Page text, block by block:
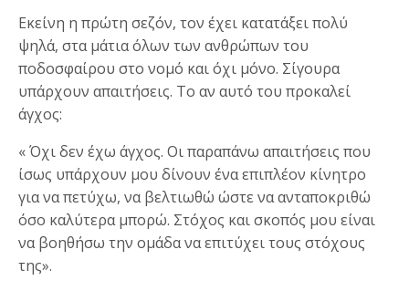
Εκείνη η πρώτη σεζόν, τον έχει κατατάξει πολύ
ψηλά, στα μάτια όλων των ανθρώπων του
ποδοσφαίρου στο νομό και όχι μόνο. Σίγουρα
υπάρχουν απαιτήσεις. Το αν αυτό του προκαλεί
άγχος:
« Όχι δεν έχω άγχος. Οι παραπάνω απαιτήσεις που
ίσως υπάρχουν μου δίνουν ένα επιπλέον κίνητρο
για να πετύχω, να βελτιωθώ ώστε να ανταποκριθώ
όσο καλύτερα μπορώ. Στόχος και σκοπός μου είναι
να βοηθήσω την ομάδα να επιτύχει τους στόχους
της».